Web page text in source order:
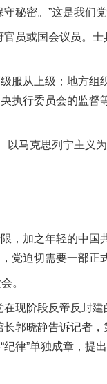
密。”这是我们党
或国会议员。士
从上级；地方组
执行委员会的监督
马克思列宁主义
加之年轻的中国
党迫切需要一部正
。
现阶段反帝反封建
郭晓静告诉记者
律”单独成章，提